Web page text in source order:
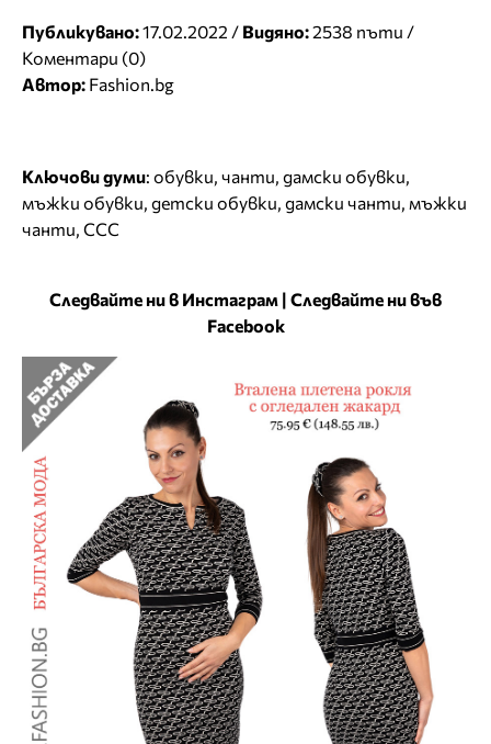
Публикувано:17.02.2022 / Видяно:2538 пъти /
Коментари (0)
Автор: Fashion.bg
Ключови думи: обувки, чанти, дамски обувки,
мъжки обувки, детски обувки, дамски чанти, мъжки
чанти, ССС
Следвайте ни в Инстаграм | Следвайте ни във
Facebook